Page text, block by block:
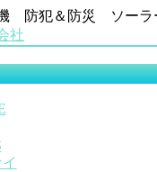
防犯＆防災 ソーラ